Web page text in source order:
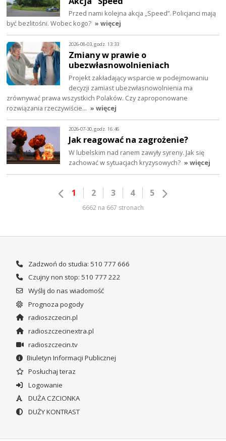
Przed nami kolejna akcja „Speed”. Policjanci mają
być bezlitośni. Wobec kogo? » więcej
2026-08-03, godz. 13:33
Zmiany w prawie o
ubezwłasnowolnieniach
Projekt zakładający wsparcie w podejmowaniu
decyzji zamiast ubezwłasnowolnienia ma
zrównywać prawa wszystkich Polaków. Czy zaproponowane
rozwiązania rzeczywiście… » więcej
2026-07-30, godz. 16:46
Jak reagować na zagrożenie?
W lubelskim nad ranem zawyły syreny. Jak się
zachować w sytuacjach kryzysowych? » więcej
1 2 3 4 5
6662 na 667 stronach
Zadzwoń do studia: 510 777 666
Czujny non stop: 510 777 222
Wyślij do nas wiadomość
Prognoza pogody
radioszczecin.pl
radioszczecinextra.pl
radioszczecin.tv
Biuletyn Informacji Publicznej
Posłuchaj teraz
Logowanie
DUŻA CZCIONKA
DUŻY KONTRAST